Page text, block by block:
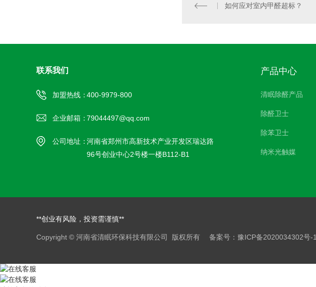
如何应对室内甲醛超标？
联系我们
加盟热线：400-9979-800
企业邮箱：79044497@qq.com
公司地址：河南省郑州市高新技术产业开发区瑞达路
96号创业中心2号楼一楼B112-B1
产品中心
清眠除醛产品
除醛卫士
除苯卫士
纳米光触媒
**创业有风险，投资需谨慎**
Copyright © 河南省清眠环保科技有限公司 版权所有 备案号： 豫ICP备2020034302号-1